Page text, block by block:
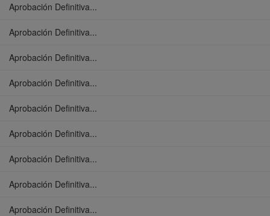
Aprobación Definitiva...
Aprobación Definitiva...
Aprobación Definitiva...
Aprobación Definitiva...
Aprobación Definitiva...
Aprobación Definitiva...
Aprobación Definitiva...
Aprobación Definitiva...
Aprobación Definitiva...